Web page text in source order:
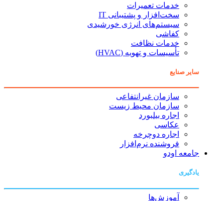
خدمات تعمیرات
سخت‌افزار و پشتیبانی IT
سیستم‌های انرژی خورشیدی
کفاشی
خدمات نظافت
تأسیسات و تهویه (HVAC)
سایر صنایع
سازمان غیرانتفاعی
سازمان محیط زیست
اجاره بیلبورد
عکاسی
اجاره دوچرخه
فروشنده نرم‌افزار
جامعه اودو
یادگیری
آموزش‌ها